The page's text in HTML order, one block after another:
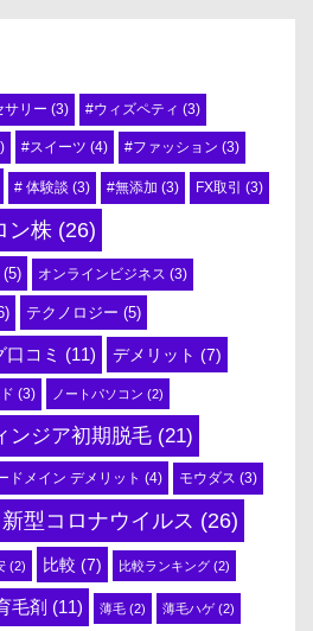
サリー (3) #ウィズペティ (3)
#スイーツ (4) #ファッション (3)
# 体験談 (3) #無添加 (3) FX取引 (3)
ン株 (26)
(5) オンラインビジネス (3)
テクノロジー (5)
コミ (11) デメリット (7)
(3) ノートパソコン (2)
ンジア初期脱毛 (21)
ドメイン デメリット (4) モウダス (3)
新型コロナウイルス (26)
(2) 比較 (7) 比較ランキング (2)
毛剤 (11) 薄毛 (2) 薄毛ハゲ(2)